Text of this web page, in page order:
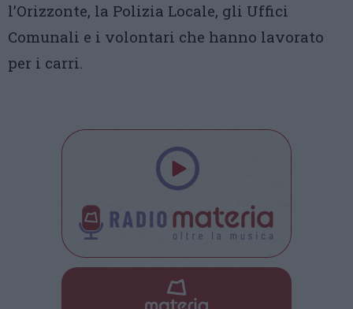
l’Orizzonte, la Polizia Locale, gli Uffici
Comunali e i volontari che hanno lavorato
per i carri.